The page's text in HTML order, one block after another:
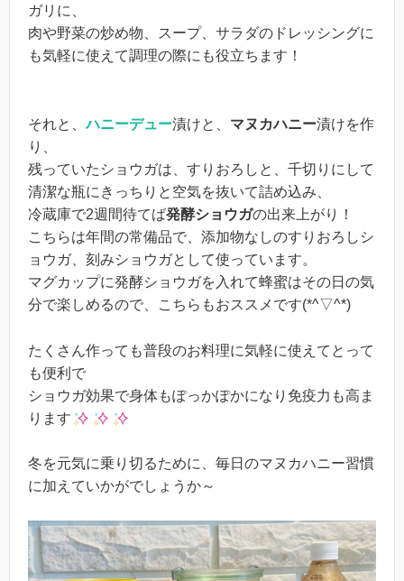
ガリに、
肉や野菜の炒め物、スープ、サラダのドレッシングに
も気軽に使えて調理の際にも役立ちます！
それと、ハニーデュー漬けと、 マヌカハニー漬けを作
り、
残っていたショウガは、すりおろしと、千切りにして
清潔な瓶にきっちりと空気を抜いて詰め込み、
冷蔵庫で2週間待てば発酵ショウガの出来上がり！
こちらは年間の常備品で、添加物なしのすりおろしシ
ョウガ、刻みショウガとして使っています。
マグカップに発酵ショウガを入れて蜂蜜はその日の気
分で楽しめるので、こちらもおススメです(*^▽^*)
たくさん作っても普段のお料理に気軽に使えてとって
も便利で
ショウガ効果で身体もぽっかぽかになり免疫力も高ま
ります
冬を元気に乗り切るために、毎日のマヌカハニー習慣
に加えていかがでしょうか～